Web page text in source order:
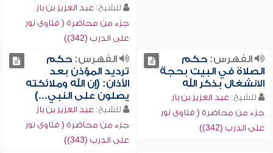
للشيخ: عبد العزيز بن باز
جزء من محاضرة ( فتاوى نور
على الدرب (342))
الفهرس:حكم
الصلاة في البيت بحجة
الانشغال بذكر الله
للشيخ: عبد العزيز بن باز
جزء من محاضرة ( فتاوى نور
على الدرب (342))
الفهرس:حكم
ترديد المؤذن بعد
الأذان: (إن الله وملائكته
يصلون على النبي...)
للشيخ: عبد العزيز بن باز
جزء من محاضرة ( فتاوى نور
على الدرب (343))